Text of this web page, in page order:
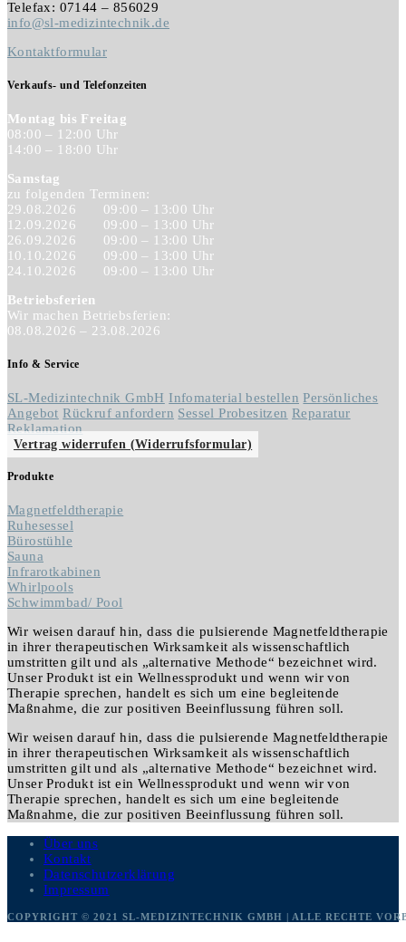
Telefax: 07144 – 856029
info@sl-medizintechnik.de
Kontaktformular
Verkaufs- und Telefonzeiten
Montag bis Freitag
08:00 – 12:00 Uhr
14:00 – 18:00 Uhr
Samstag
zu folgenden Terminen:
29.08.2026
09:00 – 13:00 Uhr
12.09.2026
09:00 – 13:00 Uhr
26.09.2026
09:00 – 13:00 Uhr
10.10.2026
09:00 – 13:00 Uhr
24.10.2026
09:00 – 13:00 Uhr
Betriebsferien
Wir machen Betriebsferien:
08.08.2026 – 23.08.2026
Info & Service
SL-Medizintechnik GmbH Infomaterial bestellen Persönliches
Angebot Rückruf anfordern Sessel Probesitzen Reparatur
Reklamation
Vertrag widerrufen (Widerrufsformular)
Produkte
Magnetfeldtherapie
Ruhesessel
Bürostühle
Sauna
Infrarotkabinen
Whirlpools
Schwimmbad/ Pool
Wir weisen darauf hin, dass die pulsierende Magnetfeldtherapie
in ihrer therapeutischen Wirksamkeit als wissenschaftlich
umstritten gilt und als „alternative Methode“ bezeichnet wird.
Unser Produkt ist ein Wellnessprodukt und wenn wir von
Therapie sprechen, handelt es sich um eine begleitende
Maßnahme, die zur positiven Beeinflussung führen soll.
Wir weisen darauf hin, dass die pulsierende Magnetfeldtherapie
in ihrer therapeutischen Wirksamkeit als wissenschaftlich
umstritten gilt und als „alternative Methode“ bezeichnet wird.
Unser Produkt ist ein Wellnessprodukt und wenn wir von
Therapie sprechen, handelt es sich um eine begleitende
Maßnahme, die zur positiven Beeinflussung führen soll.
Über uns
Kontakt
Datenschutzerklärung
Impressum
COPYRIGHT © 2021 SL-MEDIZINTECHNIK GMBH | ALLE RECHTE